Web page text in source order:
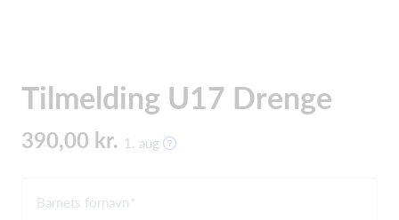
Tilmelding U17 Drenge
390,00 kr. 1. aug
Barnets fornavn